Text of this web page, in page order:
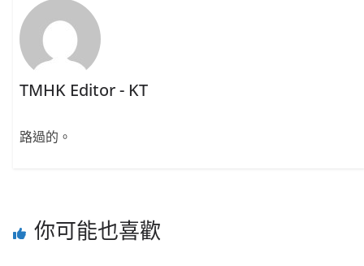
TMHK Editor - KT
路過的。
你可能也喜歡